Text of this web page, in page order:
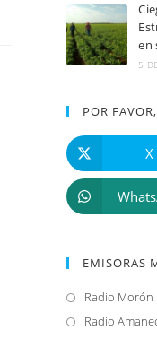
en
5
POR
X
EMISORAS
Radio Morón
Radio